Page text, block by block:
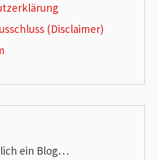
(Disclaimer)
ein Blog…